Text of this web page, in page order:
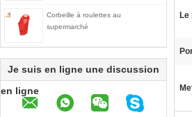
Corbeille à roulettes au
supermarché
Je suis en ligne une discussion
en ligne
Le